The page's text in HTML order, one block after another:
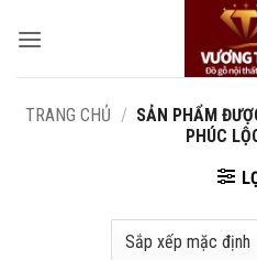
qua
TRANG CHỦ / SẢN PHẨM
PHÚC